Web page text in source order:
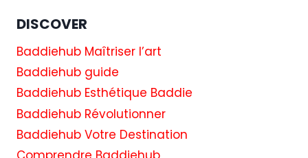
DISCOVER
Baddiehub Maîtriser l’art
Baddiehub guide
Baddiehub Esthétique Baddie
Baddiehub Révolutionner
Baddiehub Votre Destination